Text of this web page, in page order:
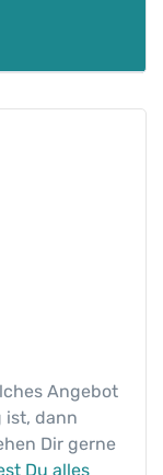
Angebot
ist, dann
Dir gerne
Du alles